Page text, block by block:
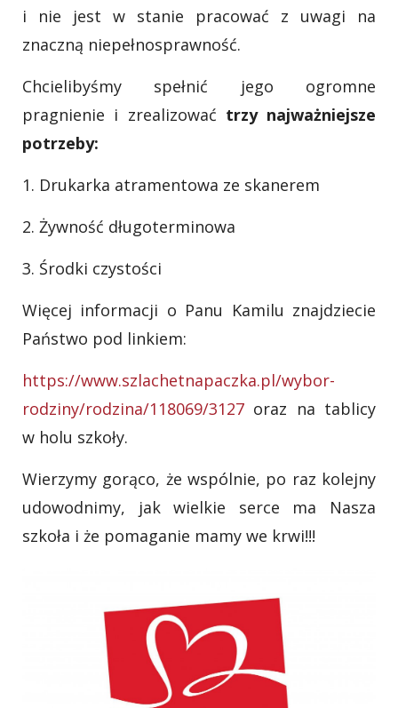
i nie jest w stanie pracować z uwagi na
znaczną niepełnosprawność.
Chcielibyśmy spełnić jego ogromne
pragnienie i zrealizować trzy najważniejsze
potrzeby:
1. Drukarka atramentowa ze skanerem
2. Żywność długoterminowa
3. Środki czystości
Więcej informacji o Panu Kamilu znajdziecie
Państwo pod linkiem:
https://www.szlachetnapaczka.pl/wybor-
rodziny/rodzina/118069/3127 oraz na tablicy
w holu szkoły.
Wierzymy gorąco, że wspólnie, po raz kolejny
udowodnimy, jak wielkie serce ma Nasza
szkoła i że pomaganie mamy we krwi!!!